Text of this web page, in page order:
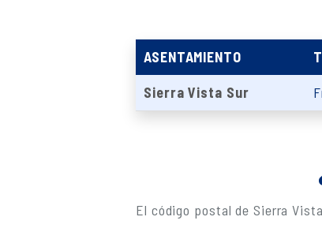
ASENTAMIENTO
Sierra Vista Sur
El código postal de Sierra